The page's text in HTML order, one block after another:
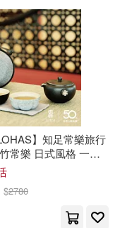
(14)
】知足常樂旅行
常樂 日式風格 一壺2
風黑
$2780